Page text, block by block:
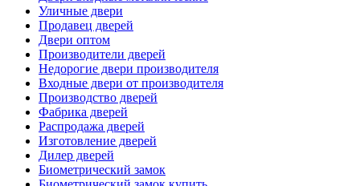
Уличные двери
Продавец дверей
Двери оптом
Производители дверей
Недорогие двери производителя
Входные двери от производителя
Производство дверей
Фабрика дверей
Распродажа дверей
Изготовление дверей
Дилер дверей
Биометрический замок